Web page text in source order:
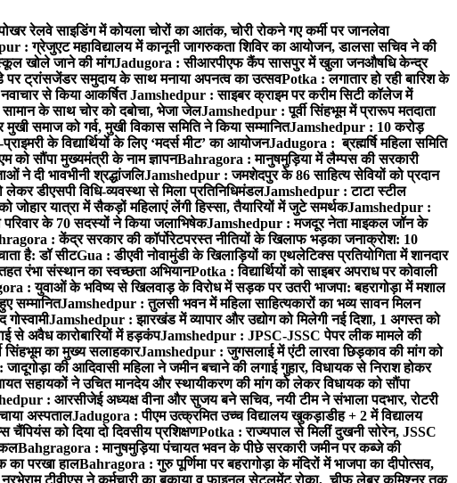
रेलवे साइडिंग में कोयला चोरों का आतंक, चोरी रोकने गए कर्मी पर जानलेवा
: ग्रेजुएट महाविद्यालय में कानूनी जागरुकता शिविर का आयोजन, डालसा सचिव ने की
खोले जाने की मांगJadugora : सीआरपीएफ कैंप सासपुर में खुला जनऔषधि केन्द्र
ट्रांसजेंडर समुदाय के साथ मनाया अपनत्व का उत्सवPotka : लगातार हो रही बारिश के
से किया आकर्षितJamshedpur : साइबर क्राइम पर करीम सिटी कॉलेज में
के साथ चोर को दबोचा, भेजा जेलJamshedpur : पूर्वी सिंहभूम में प्रारूप मतदाता
समाज को गर्व, मुखी विकास समिति ने किया सम्मानितJamshedpur : 10 करोड़
के विद्यार्थियों के लिए ‘मदर्स मीट’ का आयोजनJadugora : ब्रह्मर्षि महिला समिति
सौंपा मुख्यमंत्री के नाम ज्ञापनBahragora : मानुषमुड़िया में लैम्पस की सरकारी
ने दी भावभीनी श्रद्धांजलिJamshedpur : जमशेदपुर के 86 साहित्य सेवियों को प्रदान
डीएसपी विधि-व्यवस्था से मिला प्रतिनिधिमंडलJamshedpur : टाटा स्टील
यात्रा में सैकड़ों महिलाएं लेंगी हिस्सा, तैयारियों में जुटे समर्थकJamshedpur :
परिवार के 70 सदस्यों ने किया जलाभिषेकJamshedpur : मजदूर नेता माइकल जॉन के
: केंद्र सरकार की कॉर्पोरेटपरस्त नीतियों के खिलाफ भड़का जनाक्रोश: 10
है: डॉ सीटGua : डीएवी नोवामुंडी के खिलाड़ियों का एथलेटिक्स प्रतियोगिता में शानदार
रंभा संस्थान का स्वच्छता अभियानPotka : विद्यार्थियों को साइबर अपराध पर कोवाली
: युवाओं के भविष्य से खिलवाड़ के विरोध में सड़क पर उतरी भाजपा: बहरागोड़ा में मशाल
सम्मानितJamshedpur : तुलसी भवन में महिला साहित्यकारों का भव्य सावन मिलन
Jamshedpur : झारखंड में व्यापार और उद्योग को मिलेगी नई दिशा, 1 अगस्त को
से अवैध कारोबारियों में हड़कंपJamshedpur : JPSC-JSSC पेपर लीक मामले की
सिंहभूम का मुख्य सलाहकारJamshedpur : जुगसलाई में एंटी लारवा छिड़काव की मांग को
की आदिवासी महिला ने जमीन बचाने की लगाई गुहार, विधायक से निराश होकर
सहायकों ने उचित मानदेय और स्थायीकरण की मांग को लेकर विधायक को सौंपा
: आरसीजेई अध्यक्ष वीना और सुजय बने सचिव, नयी टीम ने संभाला पदभार, रोटरी
अस्पतालJadugora : पीएम उत्क्रमित उच्च विद्यालय खुकड़ाडीह + 2 में विद्यालय
को दिया दो दिवसीय प्रशिक्षणPotka : राज्यपाल से मिलीं दुखनी सोरेन, JSSC
Bahgragora : मानुषमुड़िया पंचायत भवन के पीछे सरकारी जमीन पर कब्जे की
परखा हालBahragora : गुरु पूर्णिमा पर बहरागोड़ा के मंदिरों में भाजपा का दीपोत्सव,
टीवीएस ने कर्मचारी का बकाया व फाइनल सेटलमेंट रोका, चीफ लेबर कमिश्नर तक